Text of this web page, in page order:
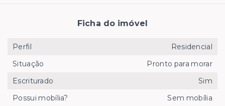
Ficha do imóvel
Perfil
Residencial
Situação
Pronto para morar
Escriturado
Sim
Possui mobília?
Sem mobília